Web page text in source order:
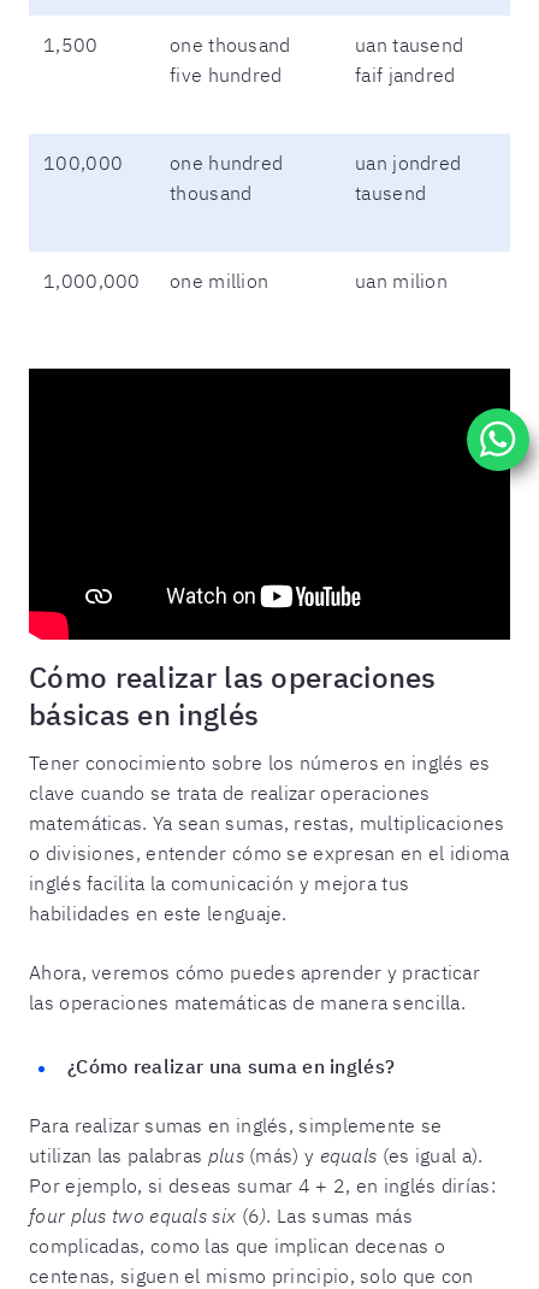
1,500
one thousand
five hundred
uan tausend
faif jandred
100,000
one hundred
thousand
uan jondred
tausend
1,000,000 one million uan milion
Cómo realizar las operaciones
básicas en inglés
Tener conocimiento sobre los números en inglés es
clave cuando se trata de realizar operaciones
matemáticas. Ya sean sumas, restas, multiplicaciones
o divisiones, entender cómo se expresan en el idioma
inglés facilita la comunicación y mejora tus
habilidades en este lenguaje.
Ahora, veremos cómo puedes aprender y practicar
las operaciones matemáticas de manera sencilla.
¿Cómo realizar una suma en inglés?
Para realizar sumas en inglés, simplemente se
utilizan las palabras plus(más) y equals (es igual a).
Por ejemplo, si deseas sumar 4 + 2, en inglés dirías:
four plus two equals six (6). Las sumas más
complicadas, como las que implican decenas o
centenas, siguen el mismo principio, solo que con